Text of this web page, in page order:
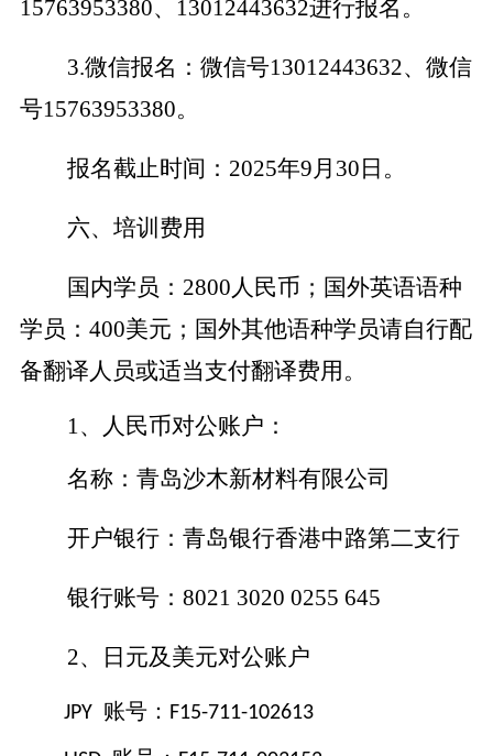
15763953380、 13012443632进行报名。
3.微信报名：微信号13012443632、微信
号15763953380。
报名截止时间： 2025年9月 30 日 。
六、 培训费用
国内学员： 2800人民币；国外英语语种
学员： 400美元；国外其他语种学员请自行配
备翻译人员或适当支付翻译费用。
1、人民币对公账户：
名称：青岛沙木新材料有限公司
开户银行：青岛银行香港中路第二支行
银行账号： 8021 3020 0255 645
2、日元及美元对公账户
JPY 账号： F15-711-102613